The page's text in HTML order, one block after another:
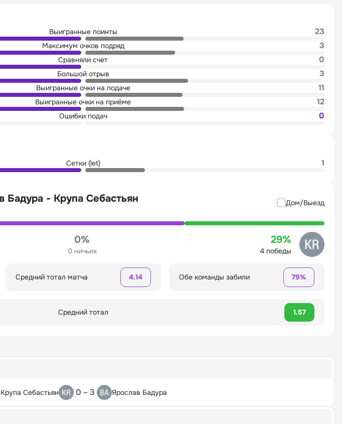
Выигранные поинты
23
Максимум очков подряд
3
Сравняли счет
0
Большой отрыв
3
Выигранные очки на подаче
11
Выигранные очки на приёме
12
Ошибки подач 0
Сетки (let) 1
Бадура - Крупа Себастьян Дом/Выезд
0%
0 ничьих
29%
4 победы
Средний тотал матча 4.14 Обе команды забили 79%
Средний тотал 1.57
Крупа Себастьян 0 – 3 Ярослав Бадура